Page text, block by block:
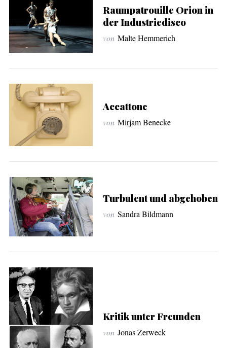
Raumpatrouille Orion in
der Industriedisco
von Malte Hemmerich
Accattone
von Mirjam Benecke
Turbulent und abgehoben
von Sandra Bildmann
Kritik unter Freunden
von Jonas Zerweck